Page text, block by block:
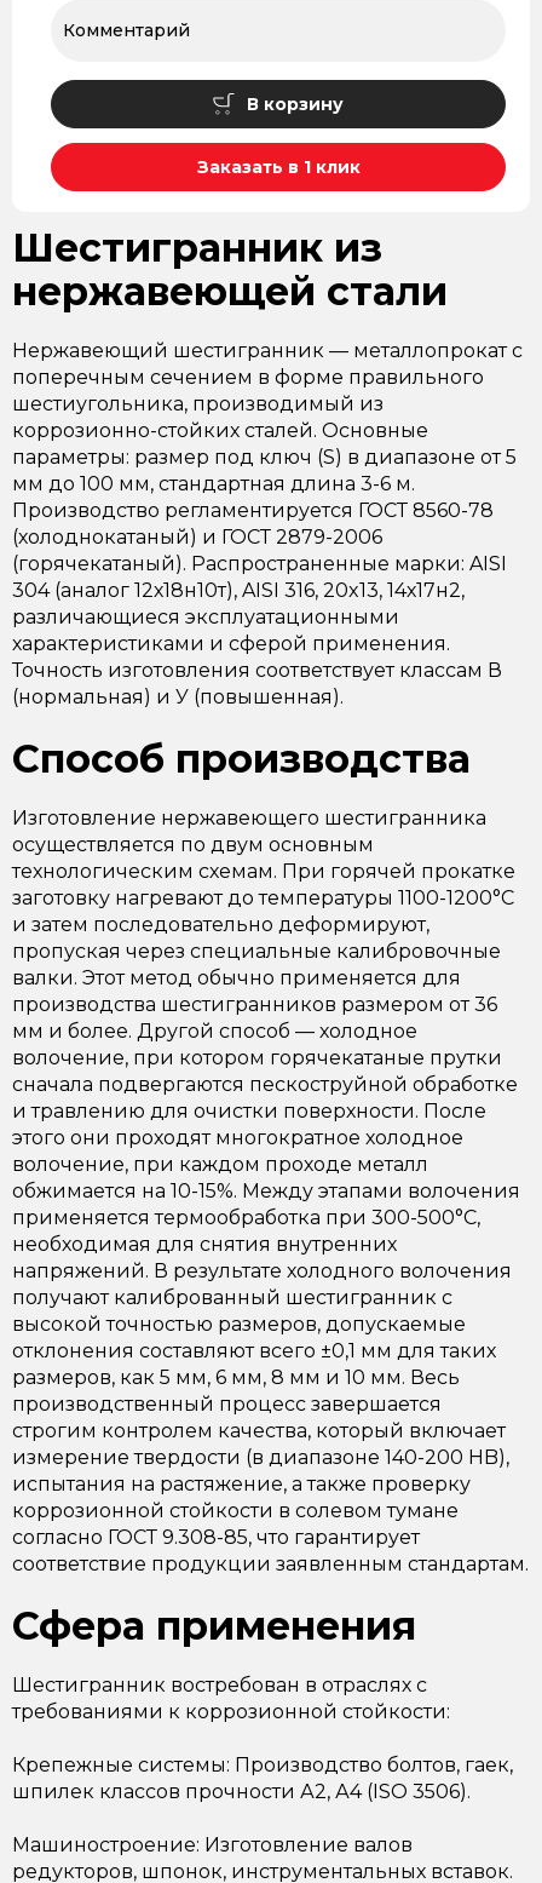
В корзину
Заказать в 1 клик
Шестигранник из
нержавеющей стали
Нержавеющий шестигранник — металлопрокат с
поперечным сечением в форме правильного
шестиугольника, производимый из
коррозионно-стойких сталей. Основные
параметры: размер под ключ (S) в диапазоне от 5
мм до 100 мм, стандартная длина 3-6 м.
Производство регламентируется ГОСТ 8560-78
(холоднокатаный) и ГОСТ 2879-2006
(горячекатаный). Распространенные марки: AISI
304 (аналог 12х18н10т), AISI 316, 20x13, 14х17н2,
различающиеся эксплуатационными
характеристиками и сферой применения.
Точность изготовления соответствует классам В
(нормальная) и У (повышенная).
Способ производства
Изготовление нержавеющего шестигранника
осуществляется по двум основным
технологическим схемам. При горячей прокатке
заготовку нагревают до температуры 1100-1200°C
и затем последовательно деформируют,
пропуская через специальные калибровочные
валки. Этот метод обычно применяется для
производства шестигранников размером от 36
мм и более. Другой способ — холодное
волочение, при котором горячекатаные прутки
сначала подвергаются пескоструйной обработке
и травлению для очистки поверхности. После
этого они проходят многократное холодное
волочение, при каждом проходе металл
обжимается на 10-15%. Между этапами волочения
применяется термообработка при 300-500°C,
необходимая для снятия внутренних
напряжений. В результате холодного волочения
получают калиброванный шестигранник с
высокой точностью размеров, допускаемые
отклонения составляют всего ±0,1 мм для таких
размеров, как 5 мм, 6 мм, 8 мм и 10 мм. Весь
производственный процесс завершается
строгим контролем качества, который включает
измерение твердости (в диапазоне 140-200 HB),
испытания на растяжение, а также проверку
коррозионной стойкости в солевом тумане
согласно ГОСТ 9.308-85, что гарантирует
соответствие продукции заявленным стандартам.
Сфера применения
Шестигранник востребован в отраслях с
требованиями к коррозионной стойкости:
Крепежные системы: Производство болтов, гаек,
шпилек классов прочности А2, А4 (ISO 3506).
Машиностроение: Изготовление валов
редукторов, шпонок, инструментальных вставок.